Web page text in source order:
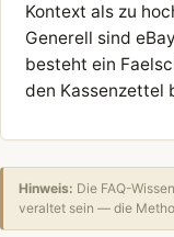
Kontext als zu
Generell sind
besteht ein
den Kassenzettel
Hinweis: Die FAQ-
veraltet sein — die